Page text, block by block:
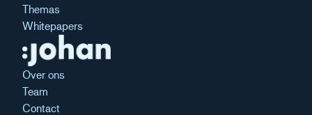
Themas
Whitepapers
Over ons
Team
Contact